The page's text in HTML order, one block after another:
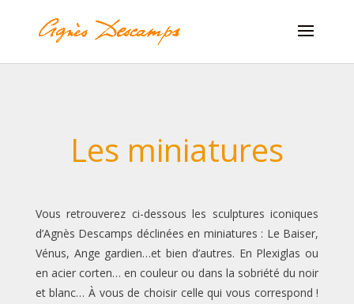
Les miniatures
Vous retrouverez ci-dessous les sculptures iconiques
d’Agnès Descamps déclinées en miniatures : Le Baiser,
Vénus, Ange gardien…et bien d’autres. En Plexiglas ou
en acier corten… en couleur ou dans la sobriété du noir
et blanc… À vous de choisir celle qui vous correspond !